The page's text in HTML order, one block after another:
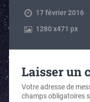
17 février 2016
1280x471 px
Laisser un
Votre adresse de
champs obligatoires